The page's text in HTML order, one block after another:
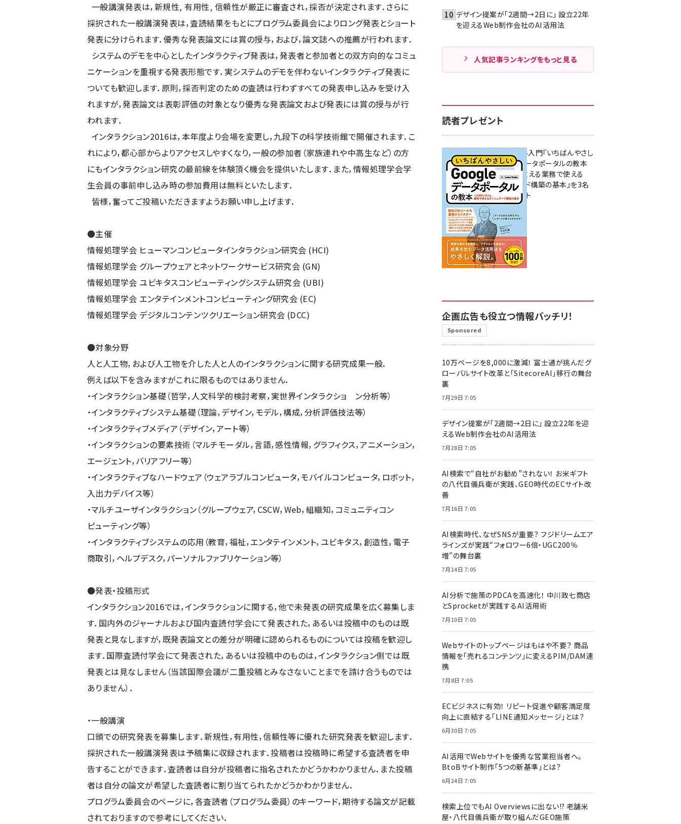
一般講演発表は，新規性, 有用性, 信頼性が厳正に審査され，採否が決定されます．さらに
採択された一般講演発表は，査読結果をもとにプログラム委員会によりロング発表とショート
発表に分けられます．優秀な発表論文には賞の授与，および，論文誌への推薦が行われます．
システムのデモを中心としたインタラクティブ発表は，発表者と参加者との双方向的なコミュ
ニケーションを重視する発表形態です．実システムのデモを伴わないインタラクティブ発表に
ついても歓迎します．原則，採否判定のための査読は行わずすべての発表申し込みを受け入
れますが，発表論文は表彰評価の対象となり優秀な発表論文および発表には賞の授与が行
われます．
インタラクション2016は，本年度より会場を変更し，九段下の科学技術館で開催されます．こ
れにより，都心部からよりアクセスしやすくなり，一般の参加者（家族連れや中高生など）の方
にもインタラクション研究の最前線を体験頂く機会を提供いたします．また，情報処理学会学
生会員の事前申し込み時の参加費用は無料といたします．
皆様，奮ってご投稿いただきますようお願い申し上げます．
●主催
情報処理学会 ヒューマンコンピュータインタラクション研究会 (HCI)
情報処理学会 グループウェアとネットワークサービス研究会 (GN)
情報処理学会 ユビキタスコンピューティングシステム研究会 (UBI)
情報処理学会 エンタテインメントコンピューティング研究会 (EC)
情報処理学会 デジタルコンテンツクリエーション研究会 (DCC)
●対象分野
人と人工物，および人工物を介した人と人のインタラクションに関する研究成果一般．
例えば以下を含みますがこれに限るものではありません．
・インタラクション基礎（哲学，人文科学的検討考察，実世界インタラクショ ン分析等）
・インタラクティブシステム基礎（理論，デザイン，モデル，構成，分析評価技法等）
・インタラクティブメディア（デザイン，アート等）
・インタラクションの要素技術（マルチモーダル，言語，感性情報，グラフィクス，アニメーション，
エージェント，バリアフリー等）
・インタラクティブなハードウェア（ウェアラブルコンピュータ，モバイルコンピュータ，ロボット，
入出力デバイス等）
・マルチユーザインタラクション（グループウェア，CSCW，Web，組織知，コミュニティコン
ピューティング等）
・インタラクティブシステムの応用（教育，福祉，エンタテインメント，ユビキタス，創造性，電子
商取引，ヘルプデスク，パーソナルファブリケーション等）
●発表・投稿形式
インタラクション2016では，インタラクションに関する，他で未発表の研究成果を広く募集しま
す．国内外のジャーナルおよび国内査読付学会にて発表された，あるいは投稿中のものは既
発表と見なしますが，既発表論文との差分が明確に認められるものについては投稿を歓迎し
ます．国際査読付学会にて発表された，あるいは投稿中のものは，インタラクション側では既
発表とは見なしません（当該国際会議が二重投稿とみなさないことまでを請け合うものでは
ありません）．
・一般講演
口頭での研究発表を募集します．新規性，有用性，信頼性等に優れた研究発表を歓迎します．
採択された一般講演発表は予稿集に収録されます．投稿者は投稿時に希望する査読者を申
告することができます．査読者は自分が投稿者に指名されたかどうかわかりません．また投稿
者は自分の論文が希望した査読者に割り当てられたかどうかわかりません．
プログラム委員会のページに，各査読者（プログラム委員）のキーワード，期待する論文が記載
されておりますので参考にしてください．
デザイン提案が「2週間→2日に」 設立22年
を迎えるWeb制作会社のAI活用法
人気記事ランキングをもっと見る
読者プレゼント
無料BIツール入門『いちばんやさし
いGoogleデータポータルの教本
人気講師が教える業務で使える
ダッシュボード構築の基本』を3名
様にプレゼント
7月31日 10:00
企画広告も役立つ情報バッチリ！
Sponsored
10万ページを8,000に激減！ 富士通が挑んだグ
ローバルサイト改革と「SitecoreAI」移行の舞台
裏
7月29日 7:05
デザイン提案が「2週間→2日に」 設立22年を迎
えるWeb制作会社のAI活用法
7月28日 7:05
AI検索で“自社がお勧め”されない！ お米ギフト
の八代目儀兵衛が実践、GEO時代のECサイト改
善
7月16日 7:05
AI検索時代、なぜSNSが重要？ フジドリームエア
ラインズが実践“フォロワー6倍・UGC200％
増”の舞台裏
7月14日 7:05
AI分析で施策のPDCAを高速化！ 中川政七商店
とSprocketが実践するAI活用術
7月10日 7:05
Webサイトのトップページはもはや不要？ 商品
情報を「売れるコンテンツ」に変えるPIM/DAM連
携
7月8日 7:05
ECビジネスに有効！ リピート促進や顧客満足度
向上に直結する「LINE通知メッセージ」とは？
6月30日 7:05
AI活用でWebサイトを優秀な営業担当者へ。
BtoBサイト制作「5つの新基準」とは？
6月24日 7:05
検索上位でもAI Overviewsに出ない!? 老舗米
屋・八代目儀兵衛が取り組んだGEO施策